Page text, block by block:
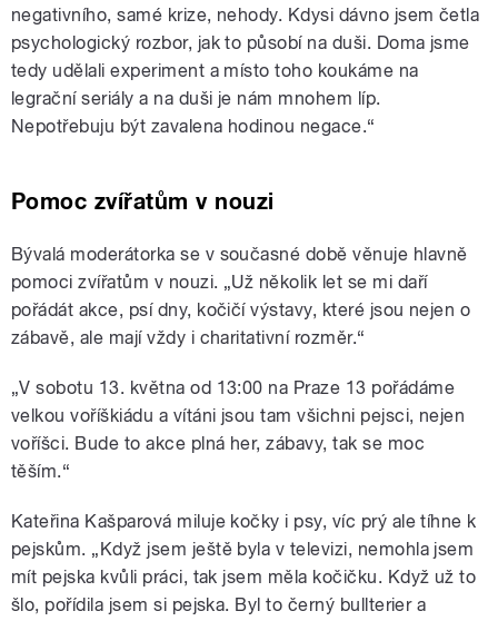
negativního, samé krize, nehody. Kdysi dávno jsem četla
psychologický rozbor, jak to působí na duši. Doma jsme
tedy udělali experiment a místo toho koukáme na
legrační seriály a na duši je nám mnohem líp.
Nepotřebuju být zavalena hodinou negace.“
Pomoc zvířatům v nouzi
Bývalá moderátorka se v současné době věnuje hlavně
pomoci zvířatům v nouzi. „Už několik let se mi daří
pořádát akce, psí dny, kočičí výstavy, které jsou nejen o
zábavě, ale mají vždy i charitativní rozměr.“
„V sobotu 13. května od 13:00 na Praze 13 pořádáme
velkou voříškiádu a vítáni jsou tam všichni pejsci, nejen
voříšci. Bude to akce plná her, zábavy, tak se moc
těším.“
Kateřina Kašparová miluje kočky i psy, víc prý ale tíhne k
pejskům. „Když jsem ještě byla v televizi, nemohla jsem
mít pejska kvůli práci, tak jsem měla kočičku. Když už to
šlo, pořídila jsem si pejska. Byl to černý bullterier a